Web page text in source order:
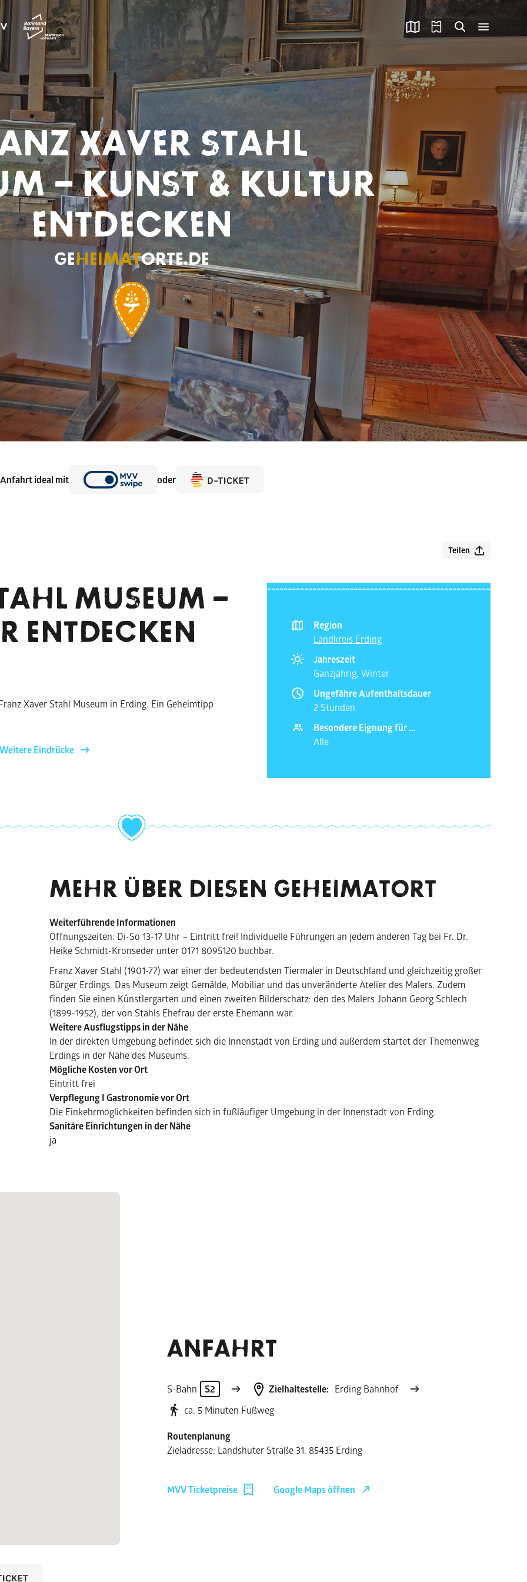
XAVER STAHL
– KUNST & KULTUR
ENTDECKEN
GEHEIMAT​ORTE.DE
Anfahrt ideal mit oder
Teilen
MUSEUM –
ENTDECKEN
Xaver Stahl Museum in Erding. Ein Geheimtipp
Weitere Eindrücke
Region
Landkreis Erding
Jahreszeit
Ganzjährig, Winter
Ungefähre Aufenthaltsdauer
2 Stunden
Besondere Eignung für ...
Alle
MEHR ÜBER DIESEN GEHEIMATORT
Weiterführende Informationen
Öffnungszeiten: Di-So 13-17 Uhr – Eintritt frei! Individuelle Führungen an jedem anderen Tag bei Fr. Dr.
Heike Schmidt-Kronseder unter 0171 8095120 buchbar.
Franz Xaver Stahl (1901-77) war einer der bedeutendsten Tiermaler in Deutschland und gleichzeitig großer
Bürger Erdings. Das Museum zeigt Gemälde, Mobiliar und das unveränderte Atelier des Malers. Zudem
finden Sie einen Künstlergarten und einen zweiten Bilderschatz: den des Malers Johann Georg Schlech
(1899-1952), der von Stahls Ehefrau der erste Ehemann war.
Weitere Ausflugstipps in der Nähe
In der direkten Umgebung befindet sich die Innenstadt von Erding und außerdem startet der Themenweg
Erdings in der Nähe des Museums.
Mögliche Kosten vor Ort
Eintritt frei
Verpflegung I Gastronomie vor Ort
Die Einkehrmöglichkeiten befinden sich in fußläufiger Umgebung in der Innenstadt von Erding.
Sanitäre Einrichtungen in der Nähe
ja
ANFAHRT
S-Bahn S2 Zielhaltestelle: Erding Bahnhof
ca. 5 Minuten Fußweg
Routenplanung
Zieladresse: Landshuter Straße 31, 85435 Erding
MVV Ticketpreise Google Maps öffnen